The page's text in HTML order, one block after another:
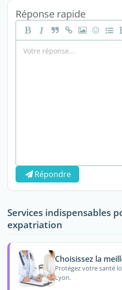
Réponse rapide
Répondre
Services indispensables
expatriation
Choisissez la
Protégez votre santé
Lyon.